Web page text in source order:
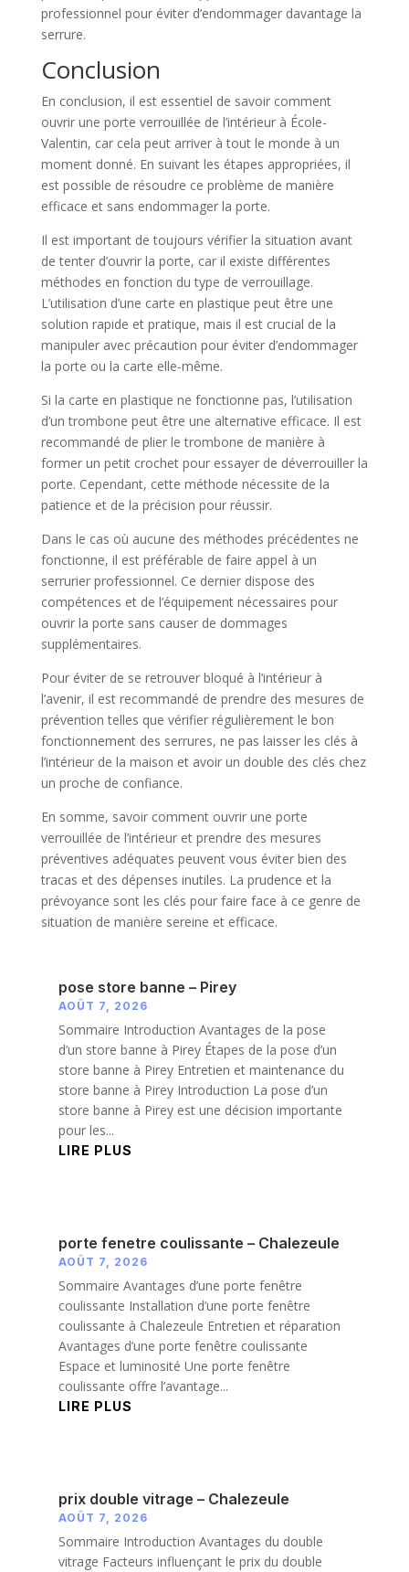
professionnel pour éviter d’endommager davantage la
serrure.
Conclusion
En conclusion, il est essentiel de savoir comment
ouvrir une porte verrouillée de l’intérieur à École-
Valentin, car cela peut arriver à tout le monde à un
moment donné. En suivant les étapes appropriées, il
est possible de résoudre ce problème de manière
efficace et sans endommager la porte.
Il est important de toujours vérifier la situation avant
de tenter d’ouvrir la porte, car il existe différentes
méthodes en fonction du type de verrouillage.
L’utilisation d’une carte en plastique peut être une
solution rapide et pratique, mais il est crucial de la
manipuler avec précaution pour éviter d’endommager
la porte ou la carte elle-même.
Si la carte en plastique ne fonctionne pas, l’utilisation
d’un trombone peut être une alternative efficace. Il est
recommandé de plier le trombone de manière à
former un petit crochet pour essayer de déverrouiller la
porte. Cependant, cette méthode nécessite de la
patience et de la précision pour réussir.
Dans le cas où aucune des méthodes précédentes ne
fonctionne, il est préférable de faire appel à un
serrurier professionnel. Ce dernier dispose des
compétences et de l’équipement nécessaires pour
ouvrir la porte sans causer de dommages
supplémentaires.
Pour éviter de se retrouver bloqué à l’intérieur à
l’avenir, il est recommandé de prendre des mesures de
prévention telles que vérifier régulièrement le bon
fonctionnement des serrures, ne pas laisser les clés à
l’intérieur de la maison et avoir un double des clés chez
un proche de confiance.
En somme, savoir comment ouvrir une porte
verrouillée de l’intérieur et prendre des mesures
préventives adéquates peuvent vous éviter bien des
tracas et des dépenses inutiles. La prudence et la
prévoyance sont les clés pour faire face à ce genre de
situation de manière sereine et efficace.
pose store banne – Pirey
AOÛT 7, 2026
Sommaire Introduction Avantages de la pose
d’un store banne à Pirey Étapes de la pose d’un
store banne à Pirey Entretien et maintenance du
store banne à Pirey Introduction La pose d’un
store banne à Pirey est une décision importante
pour les...
LIRE PLUS
porte fenetre coulissante – Chalezeule
AOÛT 7, 2026
Sommaire Avantages d’une porte fenêtre
coulissante Installation d’une porte fenêtre
coulissante à Chalezeule Entretien et réparation
Avantages d’une porte fenêtre coulissante
Espace et luminosité Une porte fenêtre
coulissante offre l’avantage...
LIRE PLUS
prix double vitrage – Chalezeule
AOÛT 7, 2026
Sommaire Introduction Avantages du double
vitrage Facteurs influençant le prix du double